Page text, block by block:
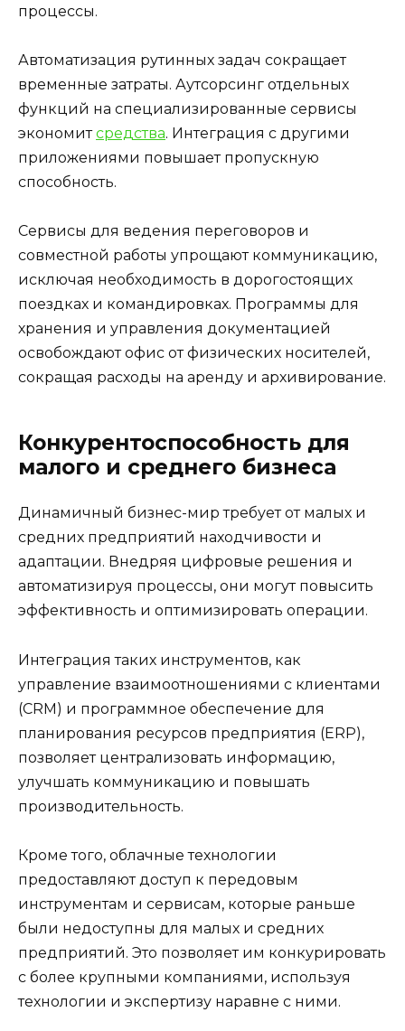
процессы.
Автоматизация рутинных задач сокращает
временные затраты. Аутсорсинг отдельных
функций на специализированные сервисы
экономитсредства. Интеграция с другими
приложениями повышает пропускную
способность.
Сервисы для ведения переговоров и
совместной работы упрощают коммуникацию,
исключая необходимость в дорогостоящих
поездках и командировках. Программы для
хранения и управления документацией
освобождают офис от физических носителей,
сокращая расходы на аренду и архивирование.
Конкурентоспособность для
малого и среднего бизнеса
Динамичный бизнес-мир требует от малых и
средних предприятий находчивости и
адаптации. Внедряя цифровые решения и
автоматизируя процессы, они могут повысить
эффективность и оптимизировать операции.
Интеграция таких инструментов, как
управление взаимоотношениями с клиентами
(CRM) и программное обеспечение для
планирования ресурсов предприятия (ERP),
позволяет централизовать информацию,
улучшать коммуникацию и повышать
производительность.
Кроме того, облачные технологии
предоставляют доступ к передовым
инструментам и сервисам, которые раньше
были недоступны для малых и средних
предприятий. Это позволяет им конкурировать
с более крупными компаниями, используя
технологии и экспертизу наравне с ними.